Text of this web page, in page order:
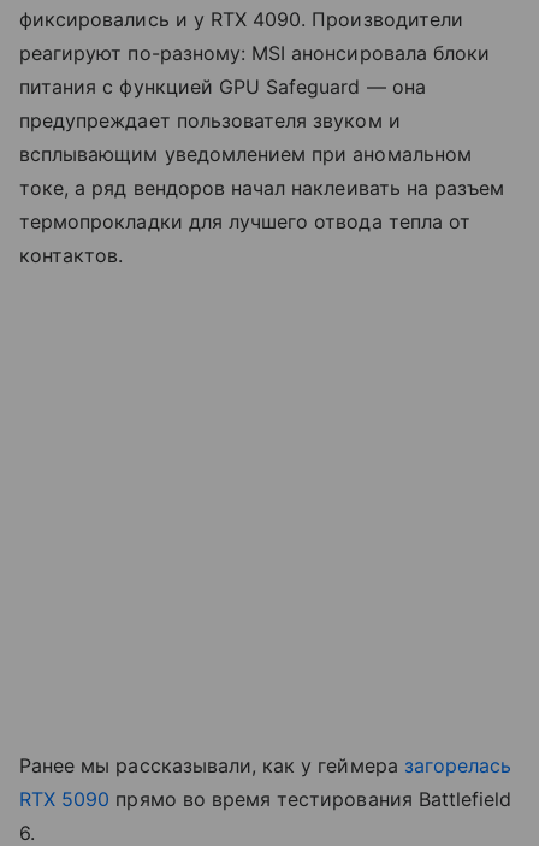
фиксировались и у RTX 4090. Производители
реагируют по-разному: MSI анонсировала блоки
питания с функцией GPU Safeguard — она
предупреждает пользователя звуком и
всплывающим уведомлением при аномальном
токе, а ряд вендоров начал наклеивать на разъем
термопрокладки для лучшего отвода тепла от
контактов.
Ранее мы рассказывали, как у геймера загорелась
RTX 5090 прямо во время тестирования Battlefield
6.